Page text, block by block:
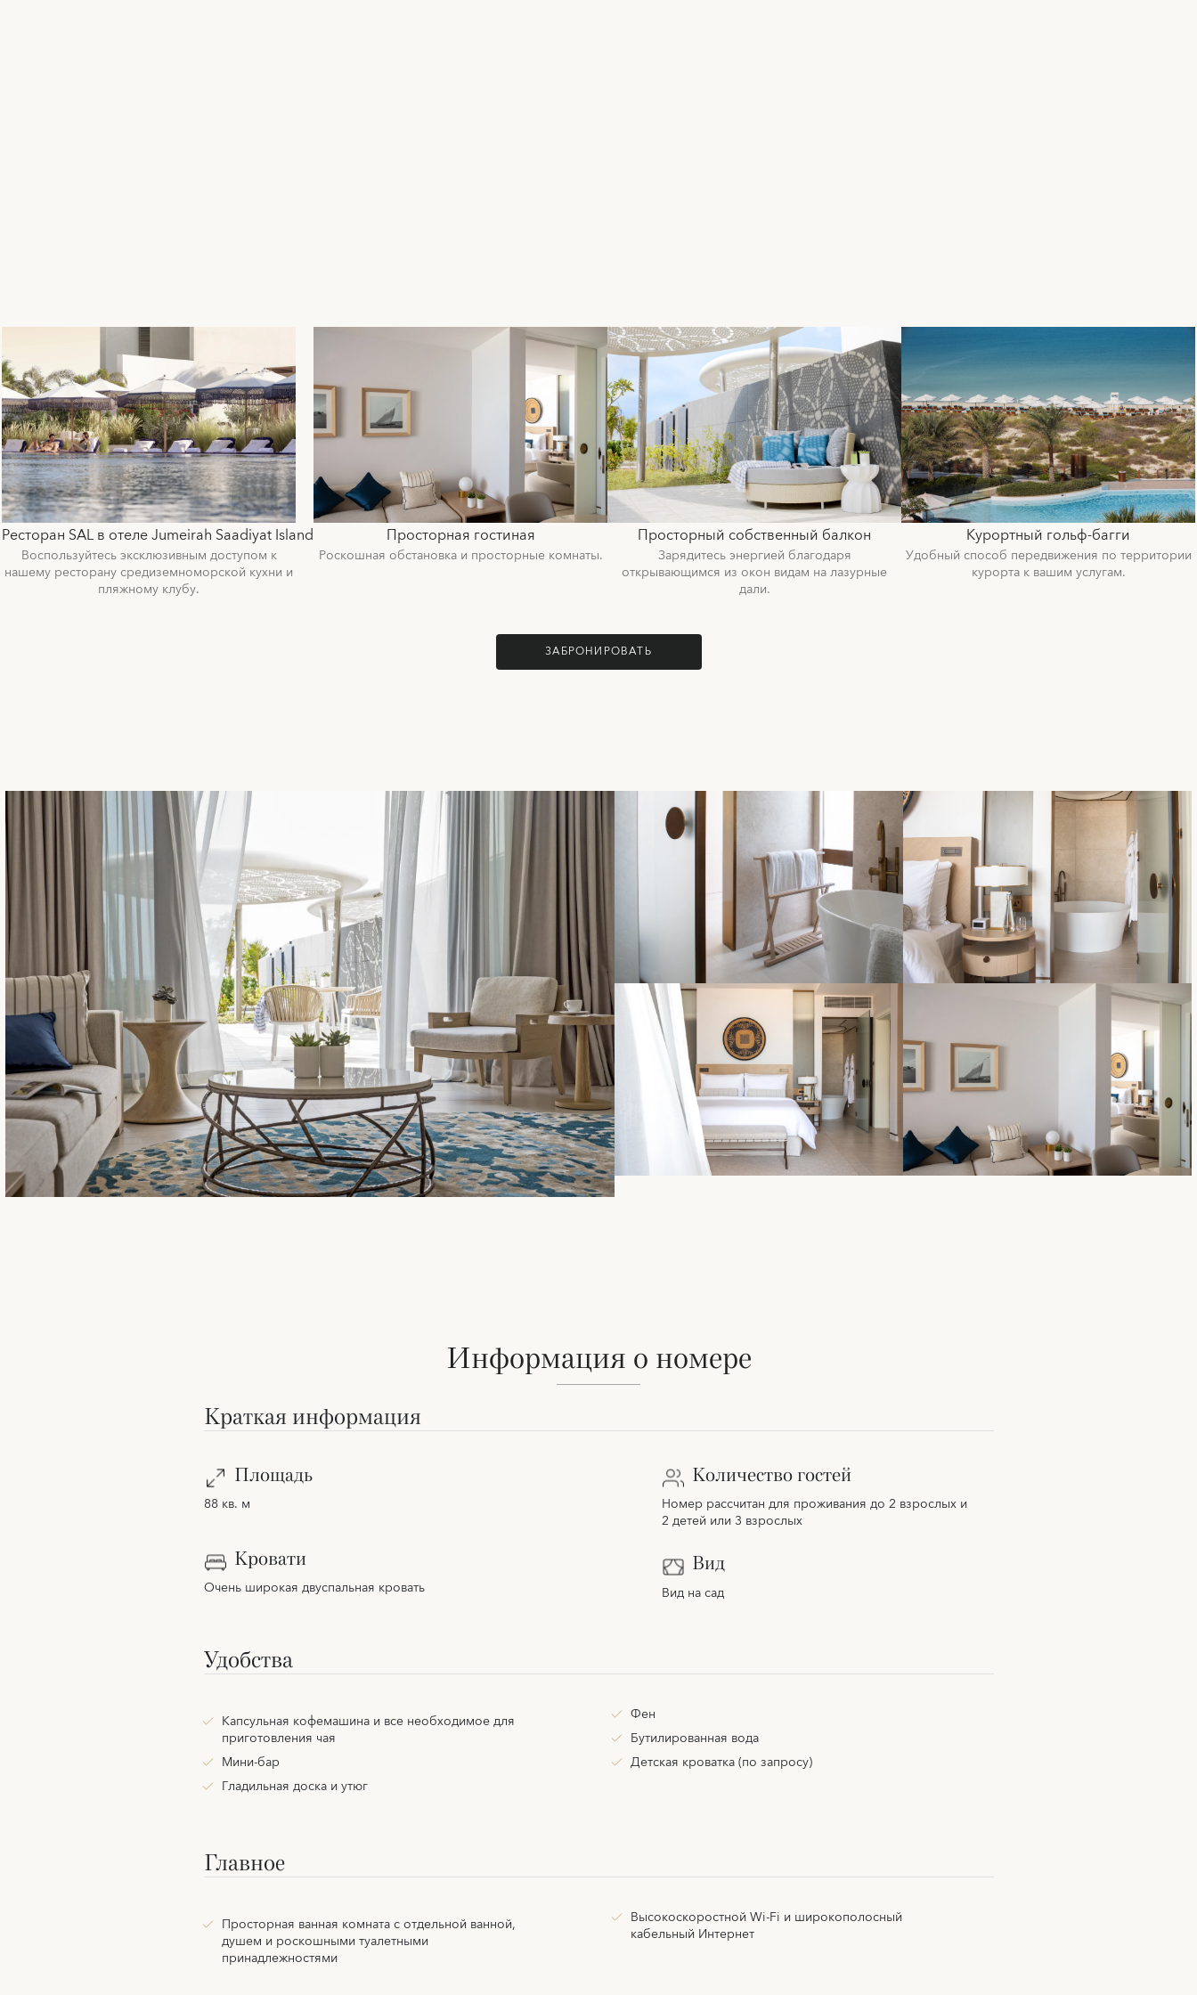
Ресторан SAL в отеле Jumeirah Saadiyat Island
Воспользуйтесь эксклюзивным доступом к
нашему ресторану средиземноморской кухни и
пляжному клубу.
Просторная гостиная
Роскошная обстановка и просторные комнаты.
Просторный собственный балкон
Зарядитесь энергией благодаря
открывающимся из окон видам на лазурные
дали.
Курортный гольф-багги
Удобный способ передвижения по территории
курорта к вашим услугам.
ЗАБРОНИРОВАТЬ
Информация о номере
Краткая информация
Площадь
88 кв. м
Кровати
Очень широкая двуспальная кровать
Количество гостей
Номер рассчитан для проживания до 2 взрослых и
2 детей или 3 взрослых
Вид
Вид на сад
Удобства
Капсульная кофемашина и все необходимое для
приготовления чая
Мини-бар
Гладильная доска и утюг
Фен
Бутилированная вода
Детская кроватка (по запросу)
Главное
Просторная ванная комната с отдельной ванной,
душем и роскошными туалетными
принадлежностями
Высокоскоростной Wi-Fi и широкополосный
кабельный Интернет